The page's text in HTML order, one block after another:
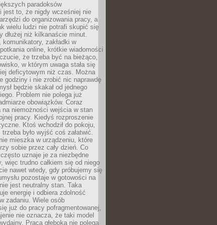
paradoksów
jest to, że nigdy wcześniej nie
do organizowania pracy, a
wielu ludzi nie potrafi skupić się
dłużej niż kilkanaście minut.
komunikatory, zakładki w
online, krótkie wiadomości
że trzeba być na bieżąco,
w którym uwaga stała się
deficytowym niż czas. Można
godziny i nie zrobić nic naprawdę
będzie skakał od jednego
Problem nie polega już
obowiązków. Coraz
na niemożności wejścia w stan
pracy. Kiedyś rozproszenie
Ktoś wchodził do pokoju,
trzeba było wyjść coś załatwić.
mieszka w urządzeniu, które
sobie przez cały dzień. Co
uznaje je za niezbędne
więc trudno całkiem się od niego
nawet wtedy, gdy próbujemy się
pozostaje w gotowości na
jest neutralny stan. Taka
energię i odbiera zdolność
zadaniu. Wiele osób
już do pracy pofragmentowanej,
nie oznacza, że taki model
Praca głęboka nie polega